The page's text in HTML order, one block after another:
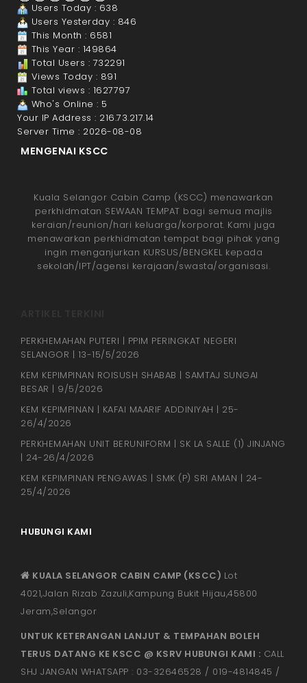
Users Today : 638
Users Yesterday : 846
This Month : 6581
This Year : 149864
Total Users : 732291
Views Today : 891
Total views : 1627797
Who's Online : 5
Your IP Address : 216.73.217.14
Server Time : 2026-08-08
MENGENAI KSCC
Kuala Selangor Cabin Camp (KSCC) menawarkan
perkhidmatan SEWAAN TEMPAT bagi semua majlis
keraian/reunion/hari keluarga/korporat. Kami juga
menawarkan perkhidmatan tempat bagi pihak yang
ingin menganjurkan KURSUS/BENGKEL kepada
sekolah/IPT/agensi kerajaan/swasta/organisasi.
PERKHEMAHAN PUTERI | PPIM PERINGKAT NEGERI
SELANGOR | 13-15/5/2026
KEM KEPIMPINAN ROISUSH SHABAB | SAMTAJ SUNGAI
BESAR | 9/5/2026
KEM KEPIMPINAN | KAFAI MAARIF ADDINIYAH | 25-
26/4/2026
PERKHEMAHAN UNIT BERUNIFORM | SK LA SALLE (1) JINJANG
| 24-26/4/2026
KEM KEPIMPINAN PENGAWAS | SMK (P) SRI AMAN | 24-
25/4/2026
HUBUNGI KAMI
KUALA SELANGOR CABIN CAMP (KSCC) Lot
4021,Jalan Rizab Zazuli,Kampung Bukit Hijau,45800
Jeram,Selangor
UNTUK KETERANGAN LANJUT & TEMPAHAN BOLEH
TERUS DATANG KE KSCC @ KSRV HUBUNGI KAMI : CALL
SHJ JANGAN WHATSAPP : 03-32646528 / 019-4814845 /